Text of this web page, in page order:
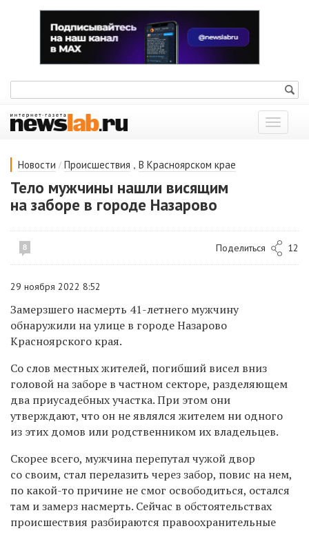
Показать
меню
Новости / Происшествия , В Красноярском крае
Тело мужчины нашли висящим
на заборе в городе Назарово
8 Поделиться 12
29 ноября 2022 8:52
Замерзшего насмерть 41-летнего мужчину
обнаружили на улице в городе Назарово
Красноярского края.
Со слов местных жителей, погибший висел вниз
головой на заборе в частном секторе, разделяющем
два приусадебных участка. При этом они
утверждают, что он не являлся жителем ни одного
из этих домов или родственником их владельцев.
Скорее всего, мужчина перепутал чужой двор
со своим, стал перелазить через забор, повис на нем,
по какой-то причине не смог освободиться, остался
там и замерз насмерть. Сейчас в обстоятельствах
происшествия разбираются правоохранительные